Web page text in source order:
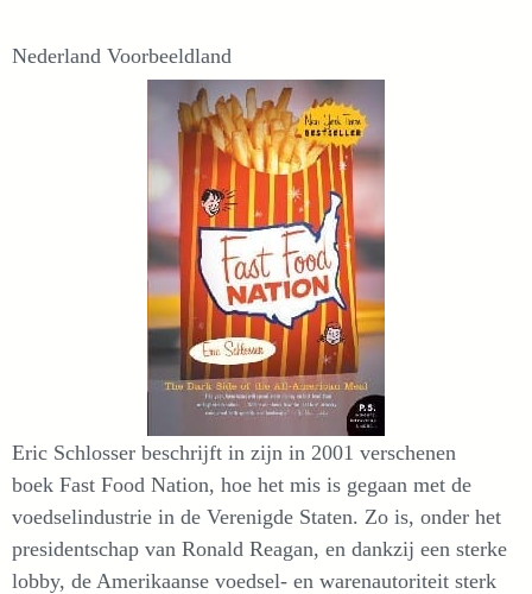
Nederland Voorbeeldland
Eric Schlosser beschrijft in zijn in 2001 verschenen
boek Fast Food Nation, hoe het mis is gegaan met de
voedselindustrie in de Verenigde Staten. Zo is, onder het
presidentschap van Ronald Reagan, en dankzij een sterke
lobby, de Amerikaanse voedsel- en warenautoriteit sterk